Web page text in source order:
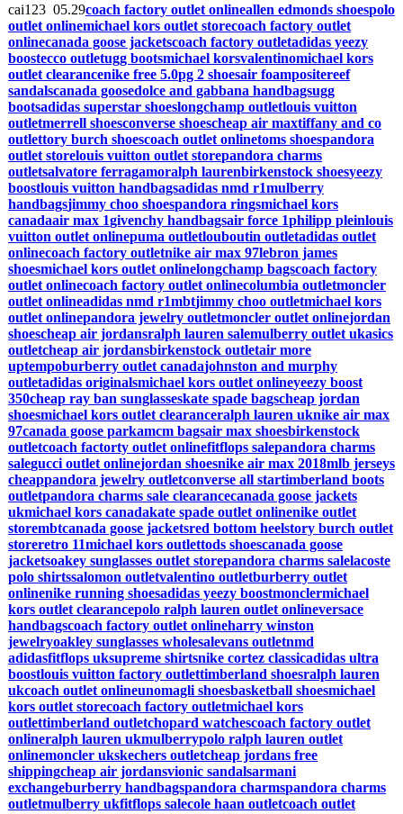
cai123 05.29coach factory outlet onlineallen edmonds shoespolo
outlet onlinemichael kors outlet storecoach factory outlet
onlinecanada goose jacketscoach factory outletadidas yeezy
boostecco outletugg bootsmichael korsvalentinomichael kors
outlet clearancenike free 5.0pg 2 shoesair foampositereef
sandalscanada goosedolce and gabbana handbagsugg
bootsadidas superstar shoeslongchamp outletlouis vuitton
outletmerrell shoesconverse shoescheap air maxtiffany and co
outlettory burch shoescoach outlet onlinetoms shoespandora
outlet storelouis vuitton outlet storepandora charms
outletsalvatore ferragamoralph laurenbirkenstock shoesyeezy
boostlouis vuitton handbagsadidas nmd r1mulberry
handbagsjimmy choo shoespandora ringsmichael kors
canadaair max 1givenchy handbagsair force 1philipp pleinlouis
vuitton outlet onlinepuma outletlouboutin outletadidas outlet
onlinecoach factory outletnike air max 97lebron james
shoesmichael kors outlet onlinelongchamp bagscoach factory
outlet onlinecoach factory outlet onlinecolumbia outletmoncler
outlet onlineadidas nmd r1mbtjimmy choo outletmichael kors
outlet onlinepandora jewelry outletmoncler outlet onlinejordan
shoescheap air jordansralph lauren salemulberry outlet ukasics
outletcheap air jordansbirkenstock outletair more
uptempoburberry outlet canadajohnston and murphy
outletadidas originalsmichael kors outlet onlineyeezy boost
350cheap ray ban sunglasseskate spade bagscheap jordan
shoesmichael kors outlet clearanceralph lauren uknike air max
97canada goose parkamcm bagsair max shoesbirkenstock
outletcoach factorty outlet onlinefitflops salepandora charms
salegucci outlet onlinejordan shoesnike air max 2018mlb jerseys
cheappandora jewelry outletconverse all startimberland boots
outletpandora charms sale clearancecanada goose jackets
ukmichael kors canadakate spade outlet onlinenike outlet
storembtcanada goose jacketsred bottom heelstory burch outlet
storeretro 11michael kors outlettods shoescanada goose
jacketsoakey sunglasses outlet storepandora charms salelacoste
polo shirtssalomon outletvalentino outletburberry outlet
onlinenike running shoesadidas yeezy boostmonclermichael
kors outlet clearancepolo ralph lauren outlet onlineversace
handbagscoach factory outlet onlineharry winston
jewelryoakley sunglasses wholesalevans outletnmd
adidasfitflops uksupreme shirtsnike cortez classicadidas ultra
boostlouis vuitton factory outlettimberland shoesralph lauren
ukcoach outlet onlineunomagli shoesbasketball shoesmichael
kors outlet storecoach factory outletmichael kors
outlettimberland outletchopard watchescoach factory outlet
onlineralph lauren ukmulberrypolo ralph lauren outlet
onlinemoncler ukskechers outletcheap jordans free
shippingcheap air jordansvionic sandalsarmani
exchangeburberry handbagspandora charmspandora charms
outletmulberry ukfitflops salecole haan outletcoach outlet